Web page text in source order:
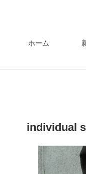
ホーム
individual